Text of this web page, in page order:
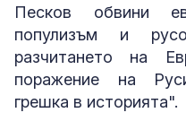
Песков обвини
популизъм и
разчитането на
поражение на
грешка в историята".